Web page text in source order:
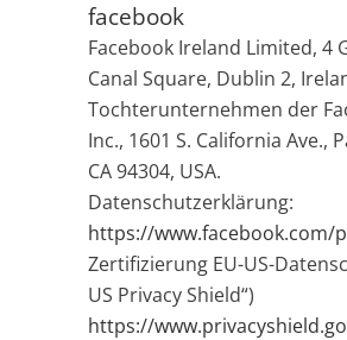
facebook
Facebook Ireland Limited, 4
Canal Square, Dublin 2,
Tochterunternehmen der
Inc., 1601 S. California Ave.,
CA 94304, USA.
Datenschutzerklärung:
https://www.facebook.com/
Zertifizierung EU-US-
US Privacy Shield“)
https://